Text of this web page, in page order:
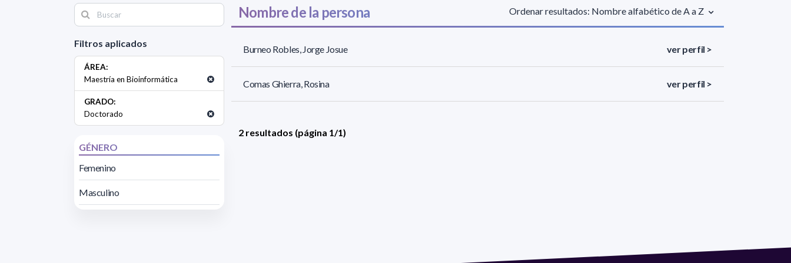
Filtros aplicados
ÁREA:
Maestría en Bioinformática
GRADO:
Doctorado
GÉNERO
Femenino
Masculino
Nombre de la persona Ordenar resultados: Nombre alfabético de A a Z
Burneo Robles, Jorge Josue ver perfil >
Comas Ghierra, Rosina ver perfil >
2 resultados (página 1/1)